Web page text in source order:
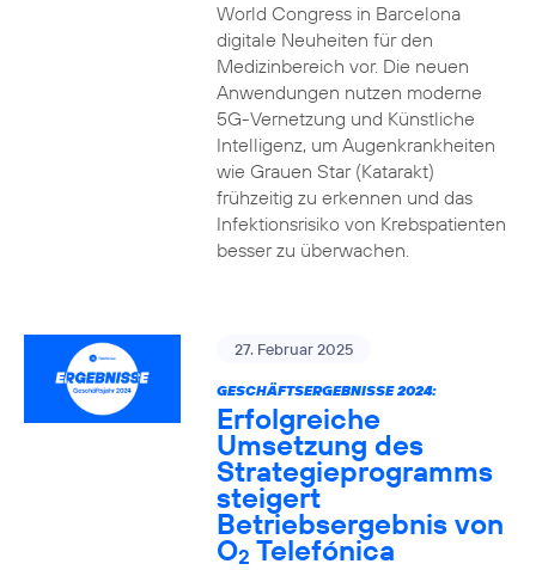
World Congress in Barcelona
digitale Neuheiten für den
Medizinbereich vor. Die neuen
Anwendungen nutzen moderne
5G-Vernetzung und Künstliche
Intelligenz, um Augenkrankheiten
wie Grauen Star (Katarakt)
frühzeitig zu erkennen und das
Infektionsrisiko von Krebspatienten
besser zu überwachen.
27. Februar 2025
GESCHÄFTSERGEBNISSE 2024:
Erfolgreiche
Umsetzung des
Strategieprogramms
steigert
Betriebsergebnis von
O2 Telefónica